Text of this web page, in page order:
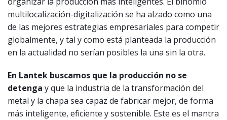
multilocalización-digitalización se ha alzado como una
de las mejores estrategias empresariales para competir
globalmente, y tal y como está planteada la producción
en la actualidad no serían posibles la una sin la otra.
En Lantek buscamos que la producción no se
detenga y que la industria de la transformación del
metal y la chapa sea capaz de fabricar mejor, de forma
más inteligente, eficiente y sostenible. Este es el mantra